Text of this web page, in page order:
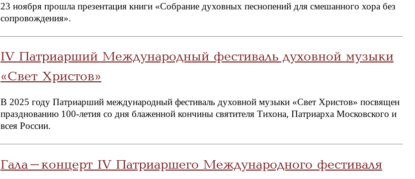
23 ноября прошла презентация книги «Собрание духовных песнопений для смешанного хора без
сопровождения».
IV Патриарший Международный фестиваль духовной музыки
«Свет Христов»
В 2025 году Патриарший международный фестиваль духовной музыки «Свет Христов» посвящен
празднованию 100-летия со дня блаженной кончины святителя Тихона, Патриарха Московского и
всея России.
Гала-концерт IV Патриаршего Международного фестиваля